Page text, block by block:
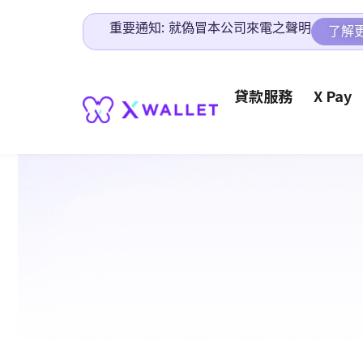
重要通知: 就偽冒本公司來電之聲明 了解
貸款服務 X Pay